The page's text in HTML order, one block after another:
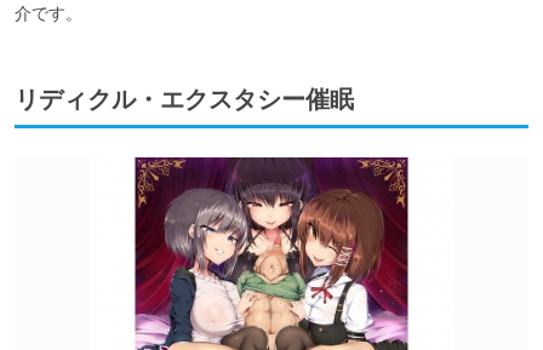
介です。
リディクル・エクスタシー催眠